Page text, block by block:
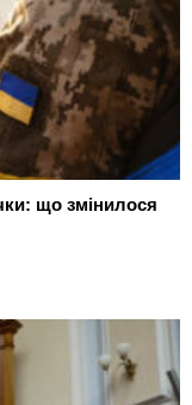
що змінилося